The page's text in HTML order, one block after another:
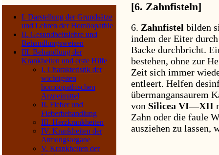
I. Darstellung der Grundsätze
und Lehren der Homöopathie
II. Gesundheitslehre und
Behandlungsweisen
III. Behandlung der
Krankheiten und erste Hilfe
I. Charakteristik der
wichtigsten
homöopathischen
Arzneimittel
II. Fieber und
Fieberbehandlung
III. Herzkrankheiten
IV. Krankheiten der
Atmungsorgane
V. Krankheiten der
[6. Zahnfisteln]
6. Zahnfistel bilden
indem der Eiter
Backe durchbricht.
bestehen, ohne zur
Zeit sich immer
entleert. Helfen
übermangansaurem
von Silicea VI—XII
Zahn oder die faule
ausziehen zu lassen,